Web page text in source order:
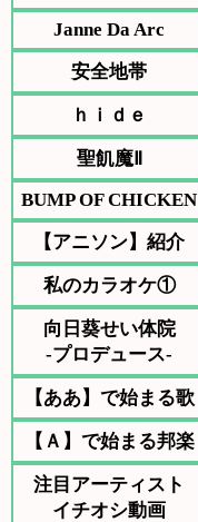
Janne Da Arc
安全地帯
ｈｉｄｅ
聖飢魔Ⅱ
BUMP OF CHICKEN
【アニソン】紹介
私のカラオケ①
向日葵せい体院
-プロデュース-
【ああ】で始まる歌
【Ａ】で始まる邦楽
注目アーティスト
イチオシ動画